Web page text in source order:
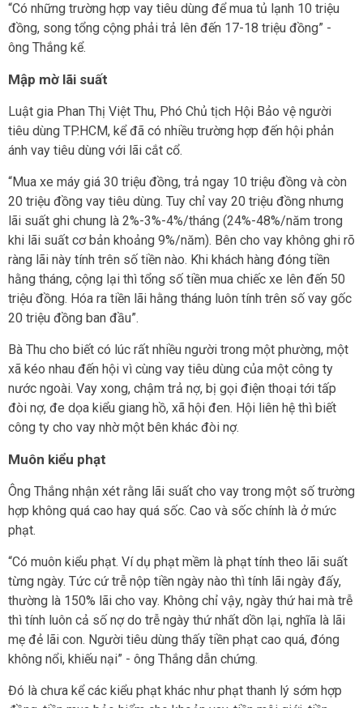
“Có những trường hợp vay tiêu dùng để mua tủ lạnh 10 triệu
đồng, song tổng cộng phải trả lên đến 17-18 triệu đồng” -
ông Thắng kể.
Mập mờ lãi suất
Luật gia Phan Thị Việt Thu, Phó Chủ tịch Hội Bảo vệ người
tiêu dùng TP.HCM, kể đã có nhiều trường hợp đến hội phản
ánh vay tiêu dùng với lãi cắt cổ.
“Mua xe máy giá 30 triệu đồng, trả ngay 10 triệu đồng và còn
20 triệu đồng vay tiêu dùng. Tuy chỉ vay 20 triệu đồng nhưng
lãi suất ghi chung là 2%-3%-4%/tháng (24%-48%/năm trong
khi lãi suất cơ bản khoảng 9%/năm). Bên cho vay không ghi rõ
ràng lãi này tính trên số tiền nào. Khi khách hàng đóng tiền
hằng tháng, cộng lại thì tổng số tiền mua chiếc xe lên đến 50
triệu đồng. Hóa ra tiền lãi hằng tháng luôn tính trên số vay gốc
20 triệu đồng ban đầu”.
Bà Thu cho biết có lúc rất nhiều người trong một phường, một
xã kéo nhau đến hội vì cùng vay tiêu dùng của một công ty
nước ngoài. Vay xong, chậm trả nợ, bị gọi điện thoại tới tấp
đòi nợ, đe dọa kiểu giang hồ, xã hội đen. Hội liên hệ thì biết
công ty cho vay nhờ một bên khác đòi nợ.
Muôn kiểu phạt
Ông Thắng nhận xét rằng lãi suất cho vay trong một số trường
hợp không quá cao hay quá sốc. Cao và sốc chính là ở mức
phạt.
“Có muôn kiểu phạt. Ví dụ phạt mềm là phạt tính theo lãi suất
từng ngày. Tức cứ trễ nộp tiền ngày nào thì tính lãi ngày đấy,
thường là 150% lãi cho vay. Không chỉ vậy, ngày thứ hai mà trễ
thì tính luôn cả số nợ do trễ ngày thứ nhất dồn lại, nghĩa là lãi
mẹ đẻ lãi con. Người tiêu dùng thấy tiền phạt cao quá, đóng
không nổi, khiếu nại” - ông Thắng dẫn chứng.
Đó là chưa kể các kiểu phạt khác như phạt thanh lý sớm hợp